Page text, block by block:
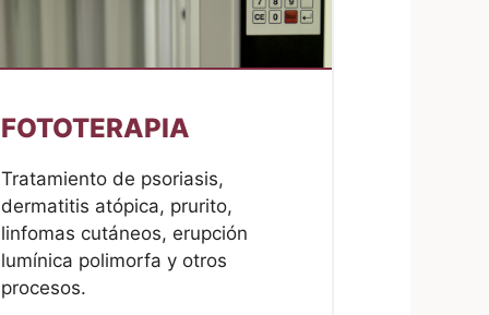
FOTOTERAPIA
Tratamiento de psoriasis,
dermatitis atópica, prurito,
linfomas cutáneos, erupción
lumínica polimorfa y otros
procesos.